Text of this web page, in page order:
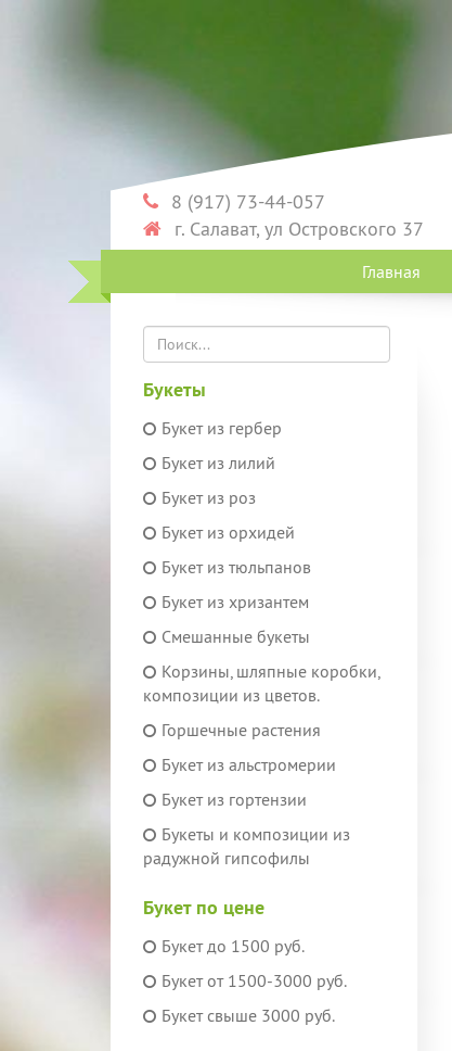
8 (917) 73-44-057
г. Салават, ул Островского 37
Главная
Букеты
Букет из гербер
Букет из лилий
Букет из роз
Букет из орхидей
Букет из тюльпанов
Букет из хризантем
Смешанные букеты
Корзины, шляпные коробки,
композиции из цветов.
Горшечные растения
Букет из альстромерии
Букет из гортензии
Букеты и композиции из
радужной гипсофилы
Букет по цене
Букет до 1500 руб.
Букет от 1500-3000 руб.
Букет свыше 3000 руб.